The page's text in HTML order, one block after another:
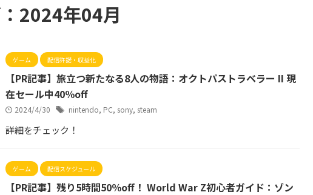
2024年04月
ゲーム 配信許諾・収益化
【PR記事】旅立つ新たなる8人の物語：オクトパストラベラー II 現
在セール中40％off
2024/4/30 nintendo, PC, sony, steam
詳細をチェック！
ゲーム 配信スケジュール
【PR記事】残り5時間50％off！ World War Z初心者ガイド：ゾン